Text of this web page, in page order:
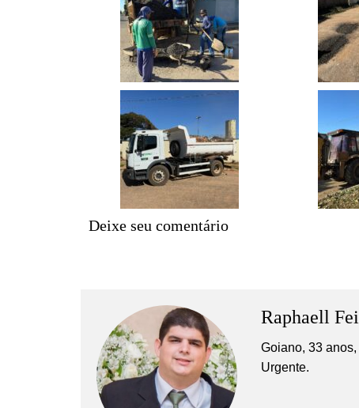
Deixe seu comentário
Raphaell
Goiano, 33
Urgente.